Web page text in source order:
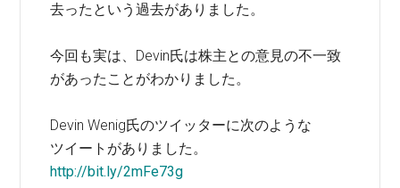
去ったという過去がありました。
今回も実は、Devin氏は株主との意見の不一致
があったことがわかりました。
Devin Wenig氏のツイッターに次のような
ツイートがありました。
http://bit.ly/2mFe73g